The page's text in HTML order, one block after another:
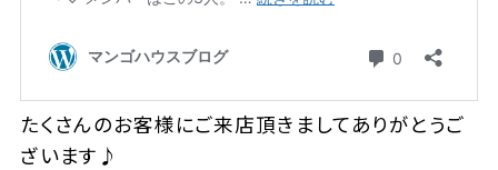
たくさんのお客様にご来店頂きましてありがとうご
ざいます♪